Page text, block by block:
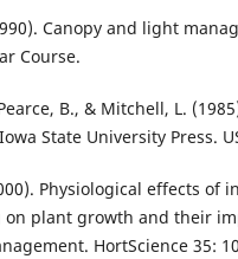
Canopy and light
Course.
B., & Mitchell, L.
State University Press.
Physiological effects of
on plant growth and their
HortScience 35: